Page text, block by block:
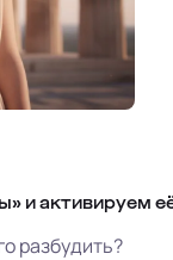
и активируем
разбудить?